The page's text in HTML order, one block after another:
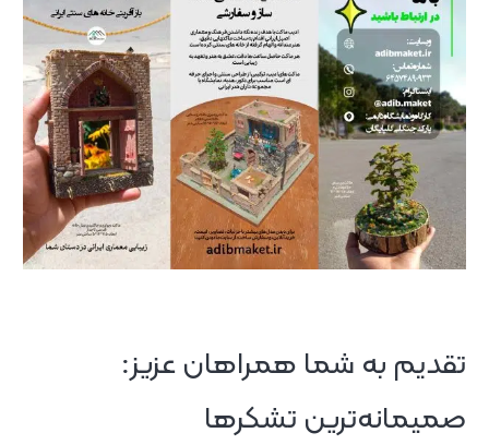
تقدیم به شما همراهان عزیز:
صمیمانه‌ترین تشکرها